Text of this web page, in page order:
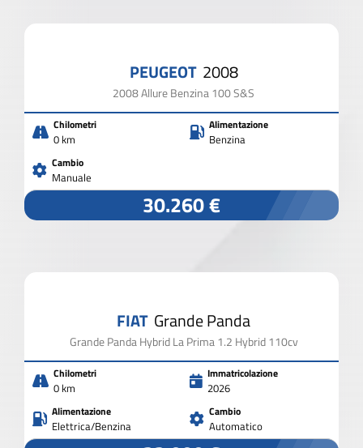
PEUGEOT 2008
2008 Allure Benzina 100 S&S
Chilometri
0 km
Alimentazione
Benzina
Cambio
Manuale
30.260 €
FIAT Grande Panda
Grande Panda Hybrid La Prima 1.2 Hybrid 110cv
Chilometri
0 km
Immatricolazione
2026
Alimentazione
Elettrica/Benzina
Cambio
Automatico